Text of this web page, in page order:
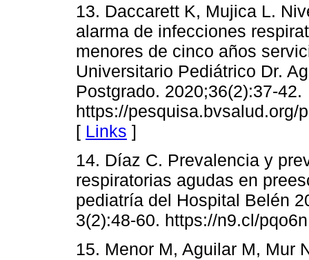
13. Daccarett K, Mujica L.
alarma de infecciones
menores de cinco años
Universitario Pediátrico Dr.
Postgrado. 2020;36(2):37-42.
https://pesquisa.bvsalud.org/
[ Links ]
14. Díaz C. Prevalencia y
respiratorias agudas en
pediatría del Hospital Belén
3(2):48-60. https://n9.cl/
15. Menor M, Aguilar M, Mur